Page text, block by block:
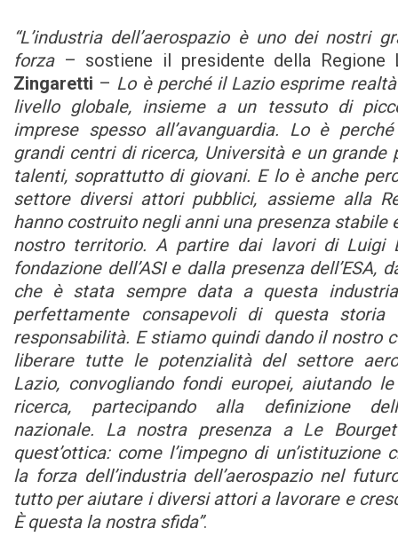
“L’industria dell’aerospazio è uno dei nostri
forza– sostiene il presidente della
Zingaretti – Lo è perché il Lazio esprime
livello globale, insieme a un tessuto di
imprese spesso all’avanguardia. Lo è
grandi centri di ricerca, Università e un grande
talenti, soprattutto di giovani. E lo è anche
settore diversi attori pubblici, assieme alla
hanno costruito negli anni una presenza stabile
nostro territorio. A partire dai lavori di Luigi
fondazione dell’ASI e dalla presenza dell’ESA,
che è stata sempre data a questa
perfettamente consapevoli di questa
responsabilità. E stiamo quindi dando il nostro
liberare tutte le potenzialità del settore
Lazio, convogliando fondi europei, aiutando
ricerca, partecipando alla definizione
nazionale. La nostra presenza a Le
quest’ottica: come l’impegno di un’istituzione
la forza dell’industria dell’aerospazio nel
tutto per aiutare i diversi attori a lavorare e
È questa la nostra sfida”.